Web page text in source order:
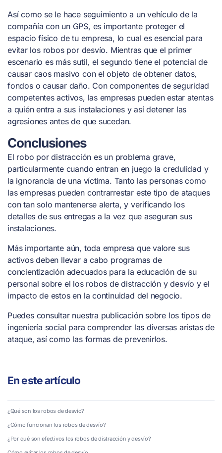
Así como se le hace seguimiento a un vehículo de la
compañía con un GPS, es importante proteger el
espacio físico de tu empresa, lo cual es esencial para
evitar los robos por desvío. Mientras que el primer
escenario es más sutil, el segundo tiene el potencial de
causar caos masivo con el objeto de obtener datos,
fondos o causar daño. Con componentes de seguridad
competentes activos, las empresas pueden estar atentas
a quién entra a sus instalaciones y así detener las
agresiones antes de que sucedan.
Conclusiones
El robo por distracción es un problema grave,
particularmente cuando entran en juego la credulidad y
la ignorancia de una víctima. Tanto las personas como
las empresas pueden contrarrestar este tipo de ataques
con tan solo mantenerse alerta, y verificando los
detalles de sus entregas a la vez que aseguran sus
instalaciones.
Más importante aún, toda empresa que valore sus
activos deben llevar a cabo programas de
concientización adecuados para la educación de su
personal sobre el los robos de distracción y desvío y el
impacto de estos en la continuidad del negocio.
Puedes consultar nuestra publicación sobre los tipos de
ingeniería social para comprender las diversas aristas de
ataque, así como las formas de prevenirlos.
En este artículo
¿Qué son los robos de desvío?
¿Cómo funcionan los robos de desvío?
¿Por qué son efectivos los robos de distracción y desvío?